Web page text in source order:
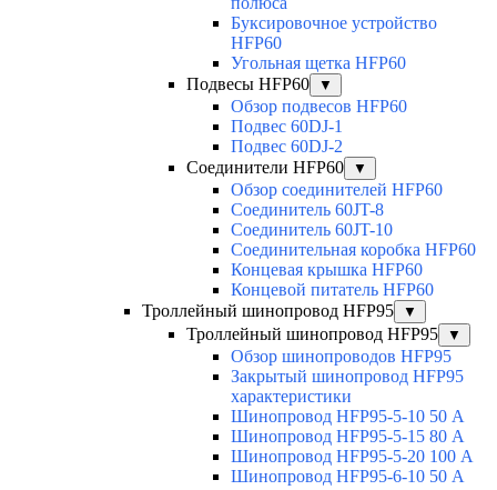
Буксировочное устройство
HFP60
Угольная щетка HFP60
Подвесы HFP60
▼
Обзор подвесов HFP60
Подвес 60DJ-1
Подвес 60DJ-2
Соединители HFP60
▼
Обзор соединителей HFP60
Соединитель 60JT-8
Соединитель 60JT-10
Соединительная коробка HFP60
Концевая крышка HFP60
Концевой питатель HFP60
Троллейный шинопровод HFP95
▼
Троллейный шинопровод HFP95 ▼
Обзор шинопроводов HFP95
Закрытый шинопровод HFP95
характеристики
Шинопровод HFP95-5-10 50 А
Шинопровод HFP95-5-15 80 А
Шинопровод HFP95-5-20 100 А
Шинопровод HFP95-6-10 50 А